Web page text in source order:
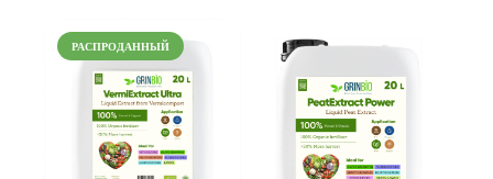
РАСПРОДАННЫЙ